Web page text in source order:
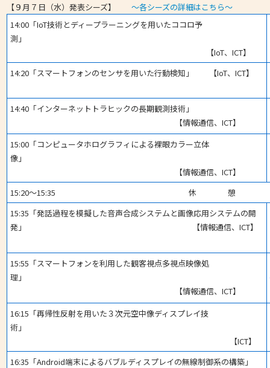
【９月７日（水）発表シーズ】～各シーズの詳細はこちら～
14:00「IoT技術とディープラーニングを用いたココロ予
測」
【IoT、ICT】
14:20「スマートフォンのセンサを用いた行動検知」 【IoT、ICT】
14:40「インターネットトラヒックの長期観測技術」
【情報通信、ICT】
15:00「コンピュータホログラフィによる裸眼カラー立体
像」
【情報通信、ICT】
15:20～15:35 休 憩
15:35「発話過程を模擬した音声合成システムと画像応用システムの開
発」 【情報通信、ICT】
15:55「スマートフォンを利用した観客視点多視点映像処
理」
【情報通信、ICT】
16:15「再帰性反射を用いた３次元空中像ディスプレイ技
術」
【ICT】
16:35「Android端末によるバブルディスプレイの無線制御系の構築」